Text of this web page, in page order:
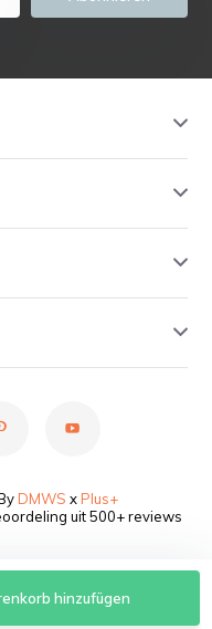
hinzufügen
DMWS xPlus+
uit 500+ reviews